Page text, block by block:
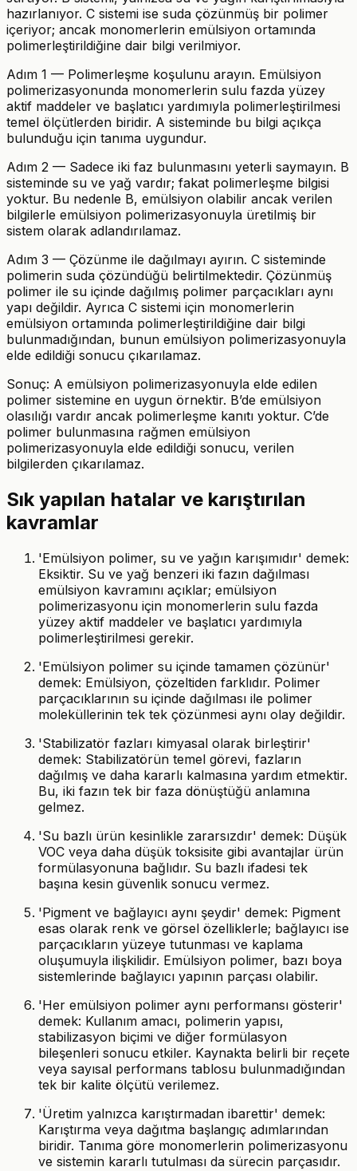
hazırlanıyor. C sistemi ise suda çözünmüş bir polimer
içeriyor; ancak monomerlerin emülsiyon ortamında
polimerleştirildiğine dair bilgi verilmiyor.
Adım 1 — Polimerleşme koşulunu arayın. Emülsiyon
polimerizasyonunda monomerlerin sulu fazda yüzey
aktif maddeler ve başlatıcı yardımıyla polimerleştirilmesi
temel ölçütlerden biridir. A sisteminde bu bilgi açıkça
bulunduğu için tanıma uygundur.
Adım 2 — Sadece iki faz bulunmasını yeterli saymayın. B
sisteminde su ve yağ vardır; fakat polimerleşme bilgisi
yoktur. Bu nedenle B, emülsiyon olabilir ancak verilen
bilgilerle emülsiyon polimerizasyonuyla üretilmiş bir
sistem olarak adlandırılamaz.
Adım 3 — Çözünme ile dağılmayı ayırın. C sisteminde
polimerin suda çözündüğü belirtilmektedir. Çözünmüş
polimer ile su içinde dağılmış polimer parçacıkları aynı
yapı değildir. Ayrıca C sistemi için monomerlerin
emülsiyon ortamında polimerleştirildiğine dair bilgi
bulunmadığından, bunun emülsiyon polimerizasyonuyla
elde edildiği sonucu çıkarılamaz.
Sonuç: A emülsiyon polimerizasyonuyla elde edilen
polimer sistemine en uygun örnektir. B’de emülsiyon
olasılığı vardır ancak polimerleşme kanıtı yoktur. C’de
polimer bulunmasına rağmen emülsiyon
polimerizasyonuyla elde edildiği sonucu, verilen
bilgilerden çıkarılamaz.
Sık yapılan hatalar ve karıştırılan
kavramlar
'Emülsiyon polimer, su ve yağın karışımıdır' demek:
Eksiktir. Su ve yağ benzeri iki fazın dağılması
emülsiyon kavramını açıklar; emülsiyon
polimerizasyonu için monomerlerin sulu fazda
yüzey aktif maddeler ve başlatıcı yardımıyla
polimerleştirilmesi gerekir.
'Emülsiyon polimer su içinde tamamen çözünür'
demek: Emülsiyon, çözeltiden farklıdır. Polimer
parçacıklarının su içinde dağılması ile polimer
moleküllerinin tek tek çözünmesi aynı olay değildir.
'Stabilizatör fazları kimyasal olarak birleştirir'
demek: Stabilizatörün temel görevi, fazların
dağılmış ve daha kararlı kalmasına yardım etmektir.
Bu, iki fazın tek bir faza dönüştüğü anlamına
gelmez.
'Su bazlı ürün kesinlikle zararsızdır' demek: Düşük
VOC veya daha düşük toksisite gibi avantajlar ürün
formülasyonuna bağlıdır. Su bazlı ifadesi tek
başına kesin güvenlik sonucu vermez.
'Pigment ve bağlayıcı aynı şeydir' demek: Pigment
esas olarak renk ve görsel özelliklerle; bağlayıcı ise
parçacıkların yüzeye tutunması ve kaplama
oluşumuyla ilişkilidir. Emülsiyon polimer, bazı boya
sistemlerinde bağlayıcı yapının parçası olabilir.
'Her emülsiyon polimer aynı performansı gösterir'
demek: Kullanım amacı, polimerin yapısı,
stabilizasyon biçimi ve diğer formülasyon
bileşenleri sonucu etkiler. Kaynakta belirli bir reçete
veya sayısal performans tablosu bulunmadığından
tek bir kalite ölçütü verilemez.
'Üretim yalnızca karıştırmadan ibarettir' demek:
Karıştırma veya dağıtma başlangıç adımlarından
biridir. Tanıma göre monomerlerin polimerizasyonu
ve sistemin kararlı tutulması da sürecin parçasıdır.